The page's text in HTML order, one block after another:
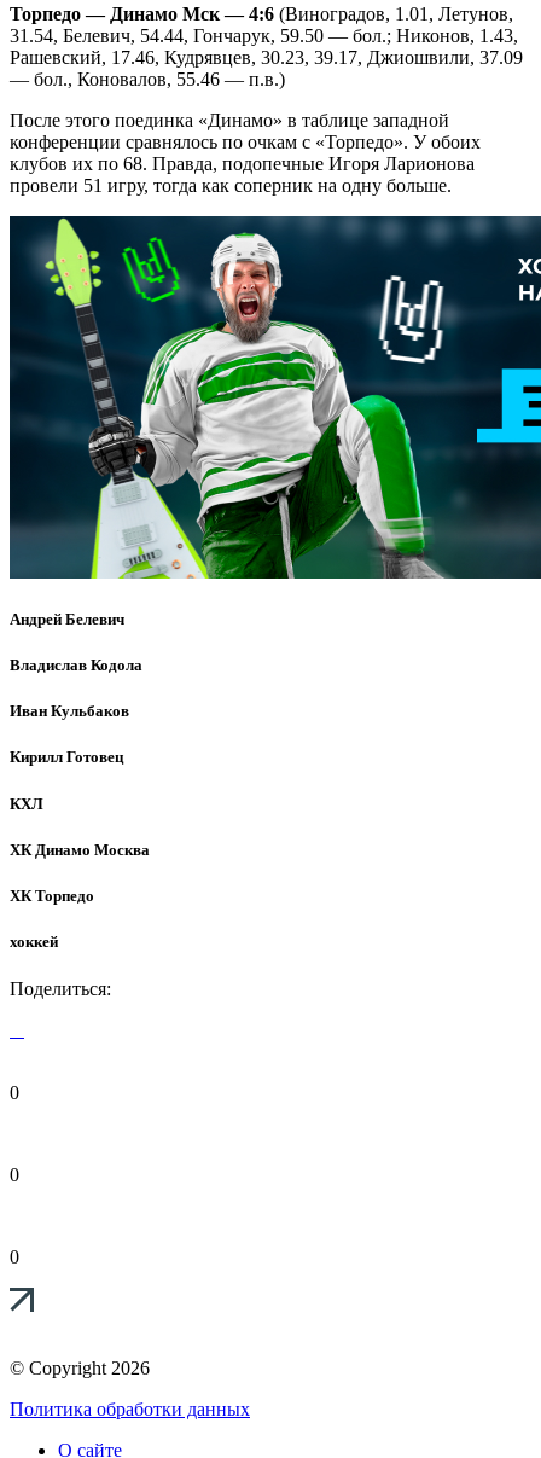
Торпедо — Динамо Мск — 4:6 (Виноградов, 1.01, Летунов,
31.54, Белевич, 54.44, Гончарук, 59.50 — бол.; Никонов, 1.43,
Рашевский, 17.46, Кудрявцев, 30.23, 39.17, Джиошвили, 37.09
— бол., Коновалов, 55.46 — п.в.)
После этого поединка «Динамо» в таблице западной
конференции сравнялось по очкам с «Торпедо». У обоих
клубов их по 68. Правда, подопечные Игоря Ларионова
провели 51 игру, тогда как соперник на одну больше.
Андрей Белевич
Владислав Кодола
Иван Кульбаков
Кирилл Готовец
КХЛ
ХК Динамо Москва
ХК Торпедо
хоккей
Поделиться:
0
0
0
© Copyright 2026
Политика обработки данных
О сайте